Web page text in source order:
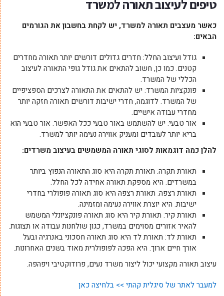
טיפים לעיצוב תאורה למשרד
כאשר מעצבים תאורה למשרד, יש לקחת בחשבון את הגורמים
הבאים:
גודל ועיצוב החלל: חדרים גדולים דורשים יותר תאורה מחדרים
קטנים. כמו כן, חשוב להתאים את גודל גופי התאורה לעיצוב
הכללי של המשרד.
פונקציות המשרד: יש להתאים את התאורה לצרכים הספציפיים
של המשרד. לדוגמה, חדרי ישיבות דורשים תאורה חזקה יותר
מחדרי עבודה אישיים.
אור טבעי: יש להשתמש באור טבעי ככל האפשר. אור טבעי הוא
בריא יותר לעובדים ומעניק אווירה נעימה יותר למשרד.
להלן כמה דוגמאות לסוגי תאורה המשמשים בעיצוב משרדים:
תאורת תקרה: תאורת תקרה היא סוג התאורה הנפוץ ביותר
במשרדים. היא מספקת תאורה אחידה לכל החלל.
תאורת רצפה: תאורת רצפה היא סוג תאורה פופולרי בחדרי
ישיבות. היא יוצרת אווירה נעימה ומזמינה.
תאורת קיר: תאורת קיר היא סוג תאורה פונקציונלי המשמש
להאיר אזורים מסוימים במשרד, כגון שולחנות עבודה או תצוגות.
תאורת לד: תאורת לד היא סוג תאורה חסכוני באנרגיה ובעל
אורך חיים ארוך. היא הפכה לפופולרית מאוד בשנים האחרונות.
עיצוב תאורה מקצועי יכול ליצור משרד נעים, פרודוקטיבי ויפהפה.
למעבר לאתר של סיגלית קהתי >> בלחיצה כאן